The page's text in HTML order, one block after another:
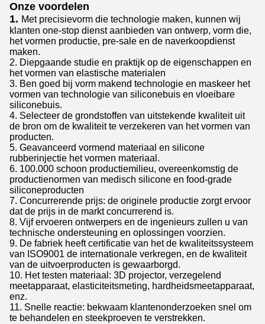
Onze voordelen
1. Met precisievorm die technologie maken, kunnen wij
klanten one-stop dienst aanbieden van ontwerp, vorm die,
het vormen productie, pre-sale en de naverkoopdienst
maken.
2. Diepgaande studie en praktijk op de eigenschappen en
het vormen van elastische materialen
3. Ben goed bij vorm makend technologie en maskeer het
vormen van technologie van siliconebuis en vloeibare
siliconebuis.
4. Selecteer de grondstoffen van uitstekende kwaliteit uit
de bron om de kwaliteit te verzekeren van het vormen van
producten.
5. Geavanceerd vormend materiaal en silicone
rubberinjectie het vormen materiaal.
6. 100.000 schoon productiemilieu, overeenkomstig de
productienormen van medisch silicone en food-grade
siliconeproducten
7. Concurrerende prijs: de originele productie zorgt ervoor
dat de prijs in de markt concurrerend is.
8. Vijf ervoeren ontwerpers en de ingenieurs zullen u van
technische ondersteuning en oplossingen voorzien.
9. De fabriek heeft certificatie van het de kwaliteitssysteem
van ISO9001 de internationale verkregen, en de kwaliteit
van de uitvoerproducten is gewaarborgd.
10. Het testen materiaal: 3D projector, verzegelend
meetapparaat, elasticiteitsmeting, hardheidsmeetapparaat,
enz.
11. Snelle reactie: bekwaam klantenonderzoeken snel om
te behandelen en steekproeven te verstrekken.